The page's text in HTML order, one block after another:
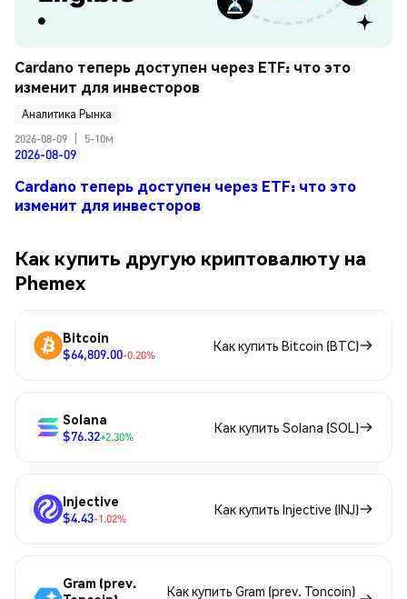
Cardano теперь доступен через ETF: что это
изменит для инвесторов
Аналитика Рынка
2026-08-09
5-10м
2026-08-09
Cardano теперь доступен через ETF: что это
изменит для инвесторов
Как купить другую криптовалюту на
Phemex
Bitcoin
$64,809.00-0.20%
Как купить Bitcoin (BTC)
Solana
$76.32+2.30%
Как купить Solana (SOL)
Injective
$4.43-1.02%
Как купить Injective (INJ)
Gram (prev.
Как купить Gram (prev. Toncoin)